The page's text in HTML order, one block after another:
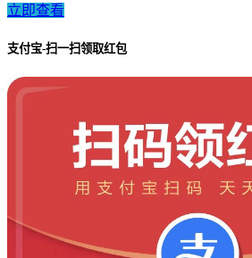
立即查看
支付宝-扫一扫领取红包